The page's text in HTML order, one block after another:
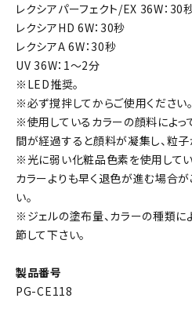
レクシアパーフェクト/EX 36W：30
レクシアHD 6W：30秒
レクシアA 6W：30秒
UV 36W：1～2分
※LED推奨。
※必ず撹拌してからご使用ください。
※使用しているカラーの顔料によっ
間が経過すると顔料が凝集し、粒子
※光に弱い化粧品色素を使用して
カラーよりも早く退色が進む場合
い。
※ジェルの塗布量、カラーの種類
節して下さい。
製品番号
PG-CE118